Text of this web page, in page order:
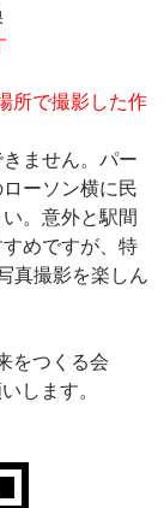
所で撮影した作
ません。パー
ーソン横に民
。意外と駅間
めですが、特
真撮影を楽しん
をつくる会
します。